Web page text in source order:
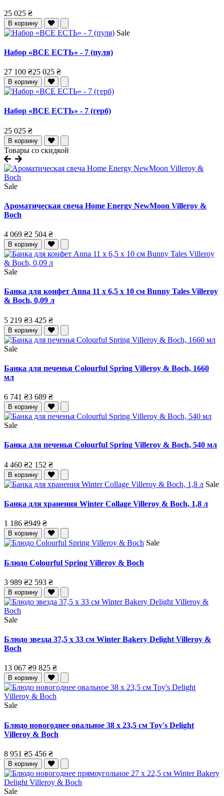
25 025 ₴
В корзину
Sale
Набор «ВСЕ ЕСТЬ» - 7 (пуля)
27 100 ₴25 025 ₴
В корзину
Набор «ВСЕ ЕСТЬ» - 7 (герб)
25 025 ₴
В корзину
Товары со скидкой
Sale
Ароматическая свеча Home Energy NewMoon Villeroy &
Boch
4 069 ₴2 504 ₴
В корзину
Sale
Банка для конфет Anna 11 x 6,5 x 10 см Bunny Tales Villeroy
& Boch, 0,09 л
5 219 ₴3 425 ₴
В корзину
Sale
Банка для печенья Colourful Spring Villeroy & Boch, 1660
мл
6 741 ₴3 689 ₴
В корзину
Sale
Банка для печенья Colourful Spring Villeroy & Boch, 540 мл
4 460 ₴2 152 ₴
В корзину
Sale
Банка для хранения Winter Collage Villeroy & Boch, 1,8 л
1 186 ₴949 ₴
В корзину
Sale
Блюдо Colourful Spring Villeroy & Boch
3 989 ₴2 593 ₴
В корзину
Sale
Блюдо звезда 37,5 x 33 см Winter Bakery Delight Villeroy &
Boch
13 067 ₴9 825 ₴
В корзину
Sale
Блюдо новогоднее овальное 38 x 23,5 см Toy's Delight
Villeroy & Boch
8 951 ₴5 456 ₴
В корзину
Sale